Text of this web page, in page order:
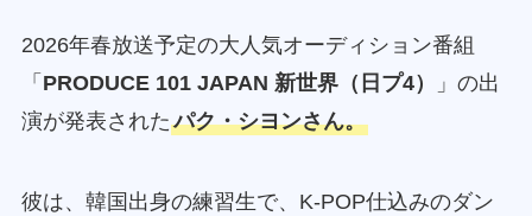
2026年春放送予定の大人気オーディション番組
「 PRODUCE 101 JAPAN 新世界（日プ4）
」の出
演が発表されたパク・シヨンさん。
彼は、韓国出身の練習生で、K-POP仕込みのダン